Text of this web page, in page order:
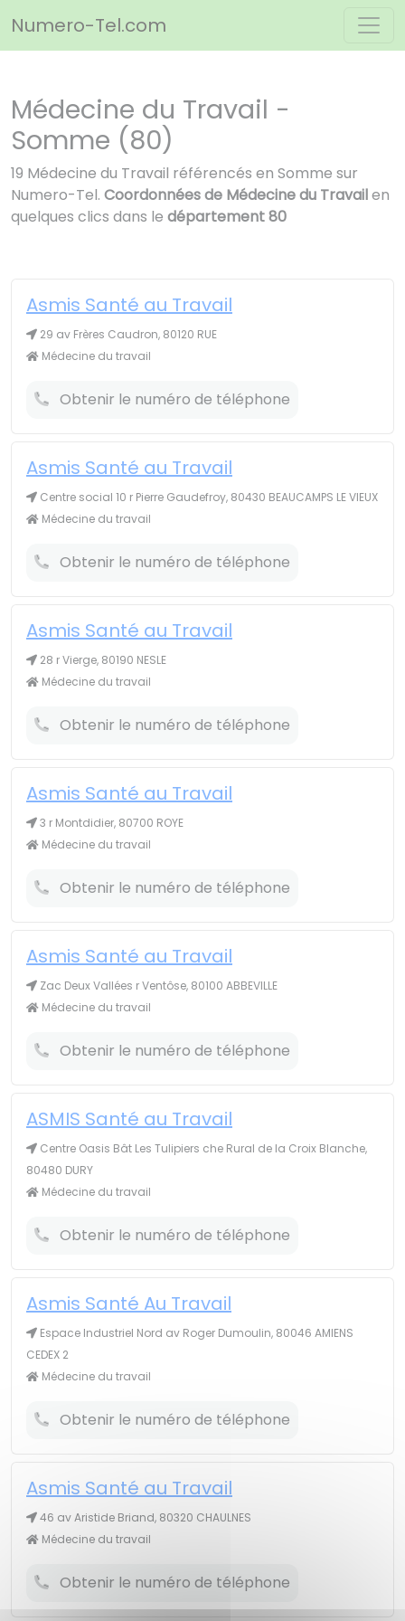
Numero-Tel.com
Médecine du Travail -
Somme (80)
19 Médecine du Travail référencés en Somme sur
Numero-Tel. Coordonnées de Médecine du Travailen
quelques clics dans le département 80
Asmis Santé au Travail
29 av Frères Caudron, 80120 RUE
Médecine du travail
Obtenir le numéro de téléphone
Asmis Santé au Travail
Centre social 10 r Pierre Gaudefroy, 80430 BEAUCAMPS LE VIEUX
Médecine du travail
Obtenir le numéro de téléphone
Asmis Santé au Travail
28 r Vierge, 80190 NESLE
Médecine du travail
Obtenir le numéro de téléphone
Asmis Santé au Travail
3 r Montdidier, 80700 ROYE
Médecine du travail
Obtenir le numéro de téléphone
Asmis Santé au Travail
Zac Deux Vallées r Ventôse, 80100 ABBEVILLE
Médecine du travail
Obtenir le numéro de téléphone
ASMIS Santé au Travail
Centre Oasis Bât Les Tulipiers che Rural de la Croix Blanche,
80480 DURY
Médecine du travail
Obtenir le numéro de téléphone
Asmis Santé Au Travail
Espace Industriel Nord av Roger Dumoulin, 80046 AMIENS
CEDEX 2
Médecine du travail
Obtenir le numéro de téléphone
Asmis Santé au Travail
46 av Aristide Briand, 80320 CHAULNES
Médecine du travail
Obtenir le numéro de téléphone